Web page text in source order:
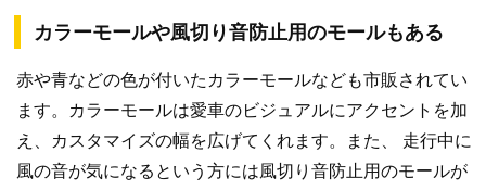
カラーモールや風切り音防止用のモールもある
赤や青などの色が付いたカラーモールなども市販されてい
ます。カラーモールは愛車のビジュアルにアクセントを加
え、カスタマイズの幅を広げてくれます。また、 走行中に
風の音が気になるという方には風切り音防止用のモールが